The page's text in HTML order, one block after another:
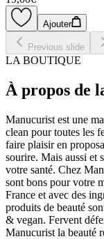
Ajouter
Previous slide
LA BOUTIQUE
À propos de
Manucurist est une
clean pour toutes les
faire plaisir en
sourire. Mais aussi et
votre santé. Chez
sont bons pour votre
France et avec des
produits de beauté
& vegan. Fervent
Manucurist la beauté